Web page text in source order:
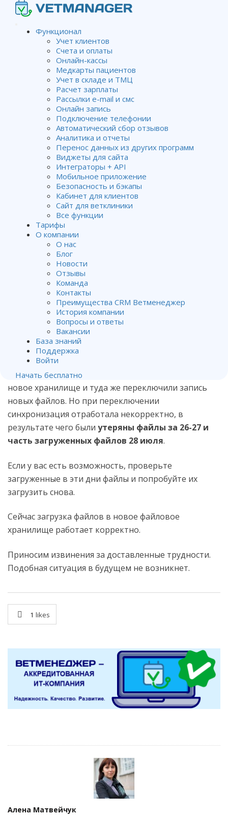
Функционал
Учет клиентов
Счета и оплаты
Онлайн-кассы
Медкарты пациентов
Учет в складе и ТМЦ
Расчет зарплаты
Рассылки e-mail и смс
Онлайн запись
Подключение телефонии
Автоматический сбор отзывов
Аналитика и отчеты
Перенос данных из других программ
Виджеты для сайта
Интеграторы + API
Мобильное приложение
Безопасность и бэкапы
Кабинет для клиентов
Сайт для ветклиники
Все функции
Тарифы
О компании
О нас
Блог
Новости
Отзывы
Команда
Контакты
Преимущества CRM Ветменеджер
История компании
Вопросы и ответы
Вакансии
База знаний
Поддержка
Войти
Начать бесплатно
Изменение файлового
хранилища для клиник РФ
Алена Матвейчук.
Опубликован 31.07.2023.
26 июля мы выпустили серьезное обновление, в
котором изменили хранилище файлов для клиник
из РФ (для дальнейшей безопасности и
предотвращения возможных блокировок доступа к
данным).
Мы переместили старые загруженные файлы в
новое хранилище и туда же переключили запись
новых файлов. Но при переключении
синхронизация отработала некорректно, в
результате чего были утеряны файлы за 26-27 и
часть загруженных файлов 28 июля.
Если у вас есть возможность, проверьте
загруженные в эти дни файлы и попробуйте их
загрузить снова.
Сейчас загрузка файлов в новое файловое
хранилище работает корректно.
Приносим извинения за доставленные трудности.
Подобная ситуация в будущем не возникнет.
1 likes
Author
Алена Матвейчук